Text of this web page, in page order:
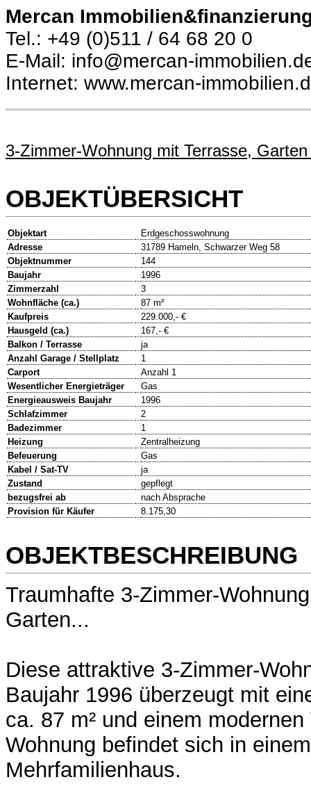
Mercan
Tel.: +49 (0)511 / 64 68 20 0
E-Mail: info@mercan-
Internet: www.mercan-
3-Zimmer-Wohnung mit Terrasse,
OBJEKTÜBERSICHT
Objektart
Erdgeschosswohnung
Adresse
31789 Hameln, Schwarzer Weg 58
Objektnummer
144
Baujahr
1996
Zimmerzahl
3
Wohnfläche (ca.)
87 m²
Kaufpreis
229.000,- €
Hausgeld (ca.)
167,- €
Balkon / Terrasse
ja
Anzahl Garage / Stellplatz
1
Carport
Anzahl 1
Wesentlicher Energieträger
Gas
Energieausweis Baujahr
1996
Schlafzimmer
2
Badezimmer
1
Heizung
Zentralheizung
Befeuerung
Gas
Kabel / Sat-TV
ja
Zustand
gepflegt
bezugsfrei ab
nach Absprache
Provision für Käufer
8.175,30
OBJEKTBESCHREIBUNG
Traumhafte 3-Zimmer-
Garten...
Diese attraktive 3-Zimmer-
Baujahr 1996 überzeugt mit
ca. 87 m² und einem
Wohnung befindet sich in
Mehrfamilienhaus.